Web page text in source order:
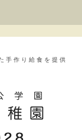
手作り給食を提供